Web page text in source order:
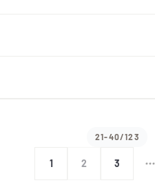
21-40/123
1 2 3